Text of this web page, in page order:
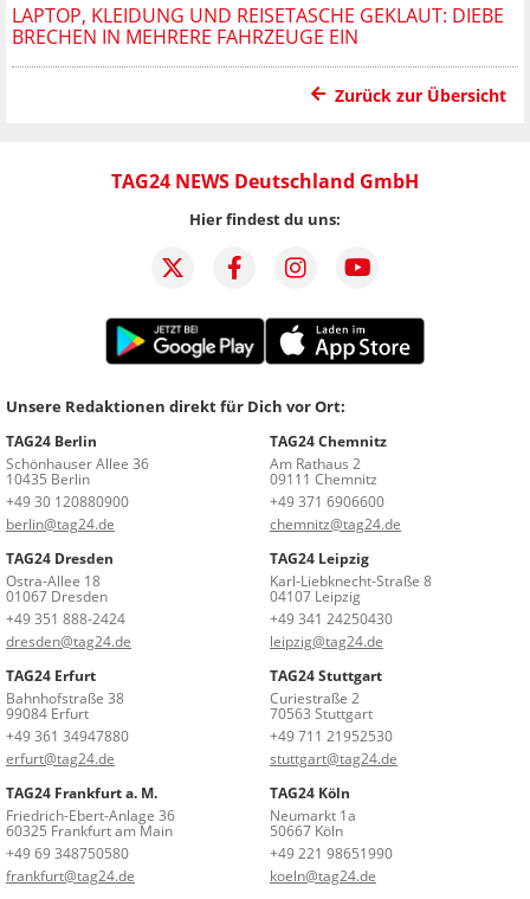
LAPTOP, KLEIDUNG UND REISETASCHE GEKLAUT: DIEBE
BRECHEN IN MEHRERE FAHRZEUGE EIN
Zurück zur Übersicht
TAG24 NEWS Deutschland GmbH
Hier findest du uns:
Unsere Redaktionen direkt für Dich vor Ort:
TAG24 Berlin
Schönhauser Allee 36
10435 Berlin
+49 30 120880900
berlin@tag24.de
TAG24 Chemnitz
Am Rathaus 2
09111 Chemnitz
+49 371 6906600
chemnitz@tag24.de
TAG24 Dresden
Ostra-Allee 18
01067 Dresden
+49 351 888-2424
dresden@tag24.de
TAG24 Leipzig
Karl-Liebknecht-Straße 8
04107 Leipzig
+49 341 24250430
leipzig@tag24.de
TAG24 Erfurt
Bahnhofstraße 38
99084 Erfurt
+49 361 34947880
erfurt@tag24.de
TAG24 Stuttgart
Curiestraße 2
70563 Stuttgart
+49 711 21952530
stuttgart@tag24.de
TAG24 Frankfurt a. M.
Friedrich-Ebert-Anlage 36
60325 Frankfurt am Main
+49 69 348750580
frankfurt@tag24.de
TAG24 Köln
Neumarkt 1a
50667 Köln
+49 221 98651990
koeln@tag24.de